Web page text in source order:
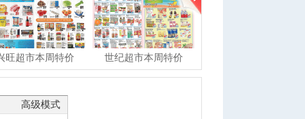
旺超市本周特价 世纪超市本周特价
高级模式